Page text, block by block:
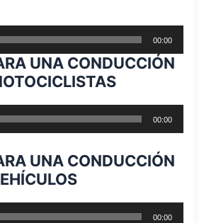
00:00
UNA CONDUCCIÓN
00:00
UNA CONDUCCIÓN
00:00